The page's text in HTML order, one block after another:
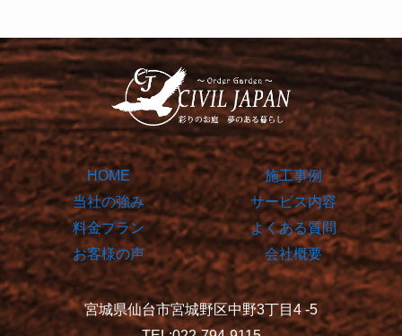
HOME
施工事例
当社の強み
サービス内容
料金プラン
よくある質問
お客様の声
会社概要
宮城県仙台市宮城野区中野3丁目4 -5